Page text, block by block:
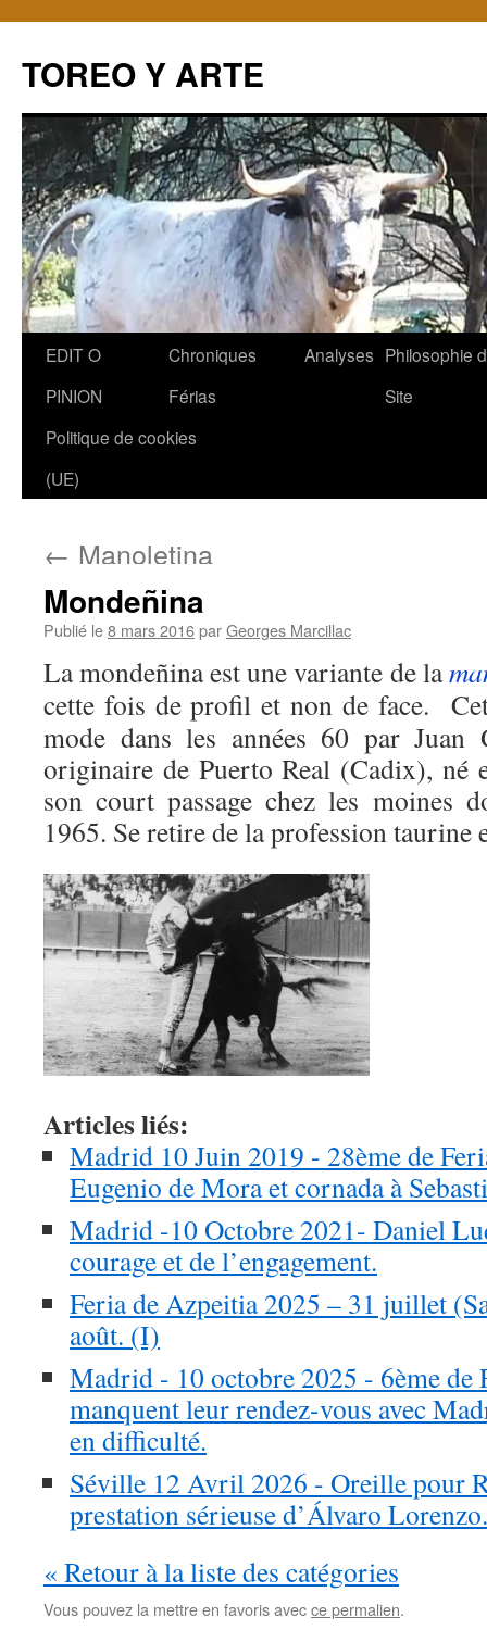
TOREO Y ARTE
Aller
contenu
EDIT O
PINION
Chroniques
Férias
Analyses Philosophie
Site
Politique de cookies
(UE)
← Manoletina
Mondeñina
Publié le8 mars 2016parGeorges Marcillac
La mondeñina est une variante de la
cette fois de profil et non de face.
mode dans les années 60 par
originaire de Puerto Real (Cadix), né
son court passage chez les moines
1965. Se retire de la profession taurine
Articles liés:
Madrid 10 Juin 2019 - 28ème de
Eugenio de Mora et cornada à
Madrid -10 Octobre 2021- Daniel
courage et de l’engagement.
Feria de Azpeitia 2025 – 31 juillet
août. (I)
Madrid - 10 octobre 2025 - 6ème
manquent leur rendez-vous avec
en difficulté.
Séville 12 Avril 2026 - Oreille pour
prestation sérieuse d’Álvaro Lorenzo.
« Retour à la liste des catégories
Vous pouvez la mettre en favoris avecce permalien.